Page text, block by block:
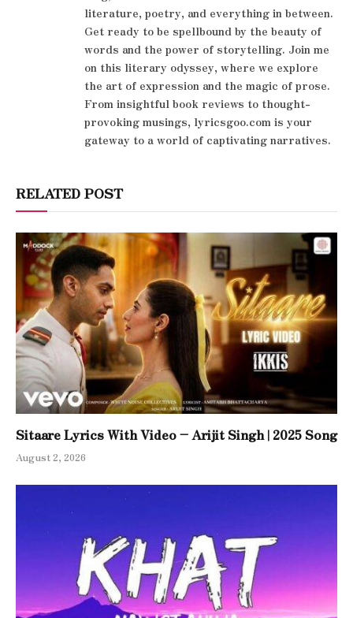
literature, poetry, and everything in between.
Get ready to be spellbound by the beauty of
words and the power of storytelling. Join me
on this literary odyssey, where we explore
the art of expression and the magic of prose.
From insightful book reviews to thought-
provoking musings, lyricsgoo.com is your
gateway to a world of captivating narratives.
RELATED POST
Sitaare Lyrics With Video – Arijit Singh | 2025 Song
August 2, 2026